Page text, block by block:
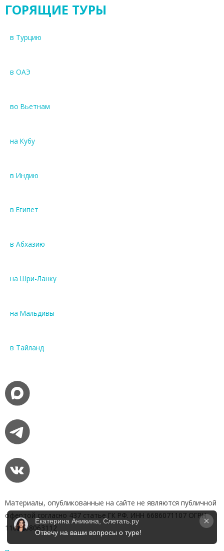
ГОРЯЩИЕ ТУРЫ
в Турцию
в ОАЭ
во Вьетнам
на Кубу
в Индию
в Египет
в Абхазию
на Шри-Ланку
на Мальдивы
в Тайланд
Материалы, опубликованные на сайте не являются публичной
офертой согласно 437 статье ГК РФ. ИНН 6686071107 ОГРН
1169658063112
Екатерина Аникина, Слетать.ру
Отвечу на ваши вопросы о туре!